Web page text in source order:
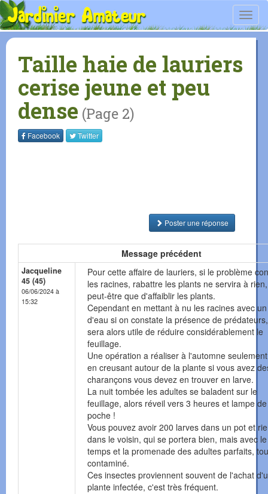
Taille haie de lauriers
cerise jeune et peu
dense (Page 2)
Facebook Twitter
Poster une réponse
Message précédent
Jacqueline
45 (45)
06/06/2024 à
15:32
Pour cette affaire de lauriers, si le problème
les racines, rabattre les plants ne servira à
peut-être que d'affaiblir les plants.
Cependant en mettant à nu les racines avec
d'eau si on constate la présence de
sera alors utile de réduire considérablement le
feuillage.
Une opération a réaliser à l'automne
en creusant autour de la plante si vous avez
charançons vous devez en trouver en larve.
La nuit tombée les adultes se baladent sur le
feuillage, alors réveil vers 3 heures et lampe de
poche !
Vous pouvez avoir 200 larves dans un pot et
dans le voisin, qui se portera bien, mais avec le
temps et la promenade des adultes parfaits,
contaminé.
Ces insectes proviennent souvent de l'achat
plante infectée, c'est très fréquent.